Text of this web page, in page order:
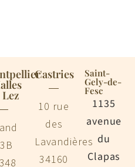
Castries
10 rue
des
Lavandières
34160
Saint-
Gely-de-
Fesc
1135
avenue
du
Clapas